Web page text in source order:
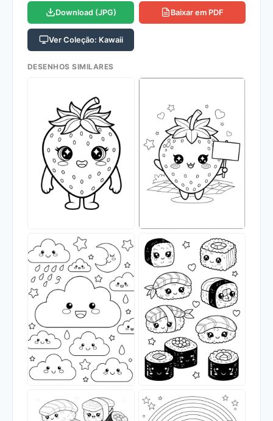
Download (JPG) Baixar em PDF
Ver Coleção: Kawaii
DESENHOS SIMILARES